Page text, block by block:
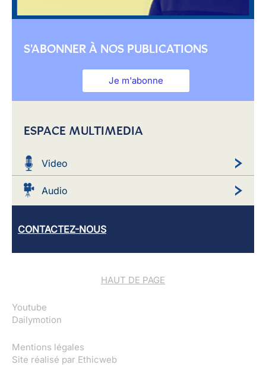
S'ABONNER À NOS PUBLICATIONS
Je m'abonne
ESPACE MULTIMEDIA
Video
Audio
CONTACTEZ-NOUS
HAUT DE PAGE
Youtube
Dailymotion
Mentions légales
Site réalisé par Ethicweb